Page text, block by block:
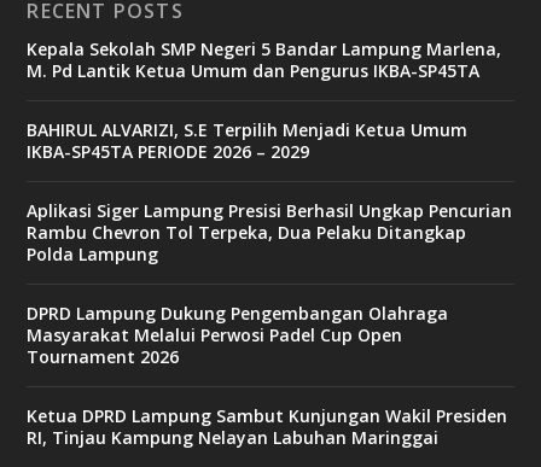
RECENT POSTS
Kepala Sekolah SMP Negeri 5 Bandar Lampung Marlena,
M. Pd Lantik Ketua Umum dan Pengurus IKBA-SP45TA
BAHIRUL ALVARIZI, S.E Terpilih Menjadi Ketua Umum
IKBA-SP45TA PERIODE 2026 – 2029
Aplikasi Siger Lampung Presisi Berhasil Ungkap Pencurian
Rambu Chevron Tol Terpeka, Dua Pelaku Ditangkap
Polda Lampung
DPRD Lampung Dukung Pengembangan Olahraga
Masyarakat Melalui Perwosi Padel Cup Open
Tournament 2026
Ketua DPRD Lampung Sambut Kunjungan Wakil Presiden
RI, Tinjau Kampung Nelayan Labuhan Maringgai